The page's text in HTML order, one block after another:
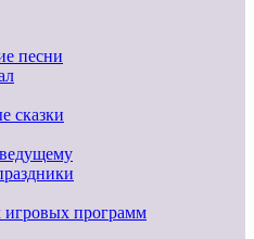
песни
сказки
игровых программ